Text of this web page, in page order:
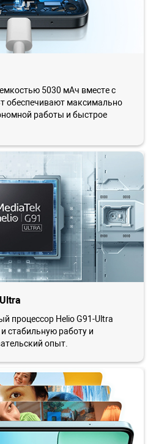
5030 мАч вместе с
обеспечивают максимально
работы и быстрое
процессор Helio G91-Ultra
стабильную работу и
опыт.